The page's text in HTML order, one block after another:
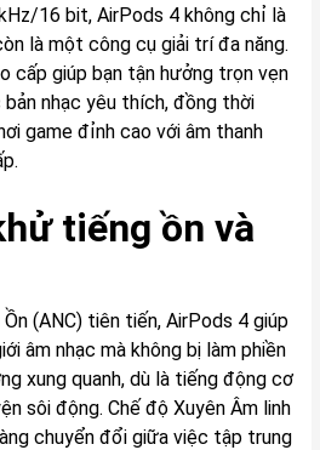
16 bit, AirPods 4 không chỉ là
là một công cụ giải trí đa năng.
cấp giúp bạn tận hưởng trọn vẹn
nhạc yêu thích, đồng thời
game đỉnh cao với âm thanh
tiếng ồn và
(ANC) tiên tiến, AirPods 4 giúp
âm nhạc mà không bị làm phiền
xung quanh, dù là tiếng động cơ
sôi động. Chế độ Xuyên Âm linh
chuyển đổi giữa việc tập trung